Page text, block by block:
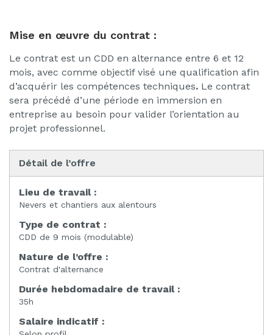
Mise en œuvre du contrat :
Le contrat est un CDD en alternance entre 6 et 12
mois, avec comme objectif visé une qualification afin
d’acquérir les compétences techniques. Le contrat
sera précédé d’une période en immersion en
entreprise au besoin pour valider l’orientation au
projet professionnel.
Détail de l’offre
Lieu de travail :
Nevers et chantiers aux alentours
Type de contrat :
CDD de 9 mois (modulable)
Nature de l’offre :
Contrat d'alternance
Durée hebdomadaire de travail :
35h
Salaire indicatif :